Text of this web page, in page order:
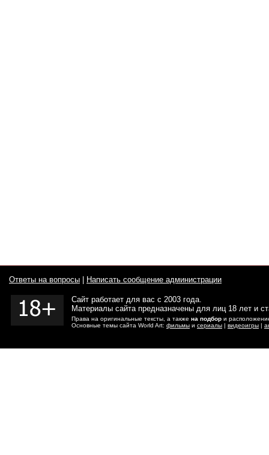
Ответы на вопросы Написать сообщение администрации
Сайт работает для вас с 2003 года.
Материалы сайта предназначены для лиц 18 лет и
Права на оригинальные тексты, а также на подбор и
Основные темы сайта World Art: фильмы и сериалы | видеоигры |